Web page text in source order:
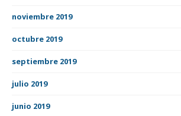
noviembre 2019
octubre 2019
septiembre 2019
julio 2019
junio 2019